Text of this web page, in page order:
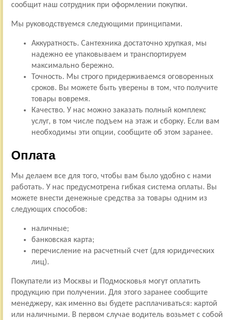
сообщит наш сотрудник при оформлении покупки.
Мы руководствуемся следующими принципами.
Аккуратность. Сантехника достаточно хрупкая, мы
надежно ее упаковываем и транспортируем
максимально бережно.
Точность. Мы строго придерживаемся оговоренных
сроков. Вы можете быть уверены в том, что получите
товары вовремя.
Качество. У нас можно заказать полный комплекс
услуг, в том числе подъем на этаж и сборку. Если вам
необходимы эти опции, сообщите об этом заранее.
Оплата
Мы делаем все для того, чтобы вам было удобно с нами
работать. У нас предусмотрена гибкая система оплаты. Вы
можете внести денежные средства за товары одним из
следующих способов:
наличные;
банковская карта;
перечисление на расчетный счет (для юридических
лиц).
Покупатели из Москвы и Подмосковья могут оплатить
продукцию при получении. Для этого заранее сообщите
менеджеру, как именно вы будете расплачиваться: картой
или наличными. В первом случае водитель возьмет с собой